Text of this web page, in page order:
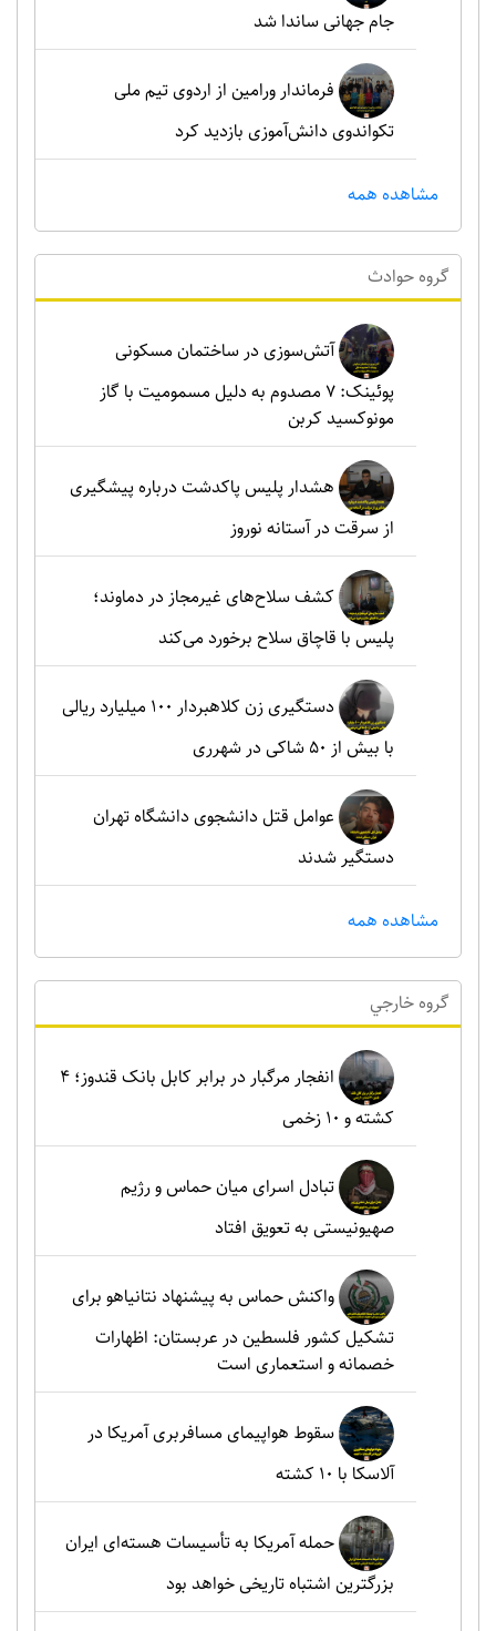
جام جهانی ساندا شد
فرماندار ورامین از اردوی تیم ملی
تکواندوی دانش‌آموزی بازدید کرد
مشاهده همه
گروه حوادث
آتش‌سوزی در ساختمان مسکونی
پوئینک: 7 مصدوم به دلیل مسمومیت با گاز
مونوکسید کربن
هشدار پلیس پاکدشت درباره پیشگیری
از سرقت در آستانه نوروز
کشف سلاح‌های غیرمجاز در دماوند؛
پلیس با قاچاق سلاح برخورد می‌کند
دستگیری زن کلاهبردار ۱۰۰ میلیارد ریالی
با بیش از ۵۰ شاکی در شهرری
عوامل قتل دانشجوی دانشگاه تهران
دستگیر شدند
مشاهده همه
گروه خارجي
انفجار مرگبار در برابر کابل بانک قندوز؛ ۴
کشته و ۱۰ زخمی
تبادل اسرای میان حماس و رژیم
صهیونیستی به تعویق افتاد
واکنش حماس به پیشنهاد نتانیاهو برای
تشکیل کشور فلسطین در عربستان: اظهارات
خصمانه و استعماری است
سقوط هواپیمای مسافربری آمریکا در
آلاسکا با ۱۰ کشته
حمله آمریکا به تأسیسات هسته‌ای ایران
بزرگترین اشتباه تاریخی خواهد بود